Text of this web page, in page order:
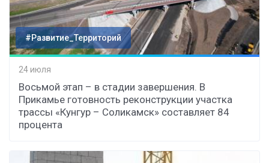
#Развитие_Территорий
24 июля
Восьмой этап – в стадии завершения. В
Прикамье готовность реконструкции участка
трассы «Кунгур – Соликамск» составляет 84
процента